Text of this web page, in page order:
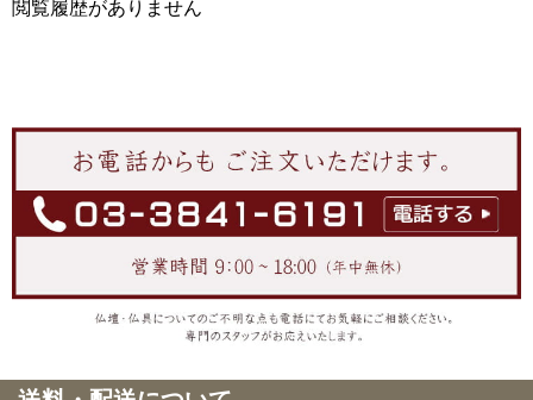
閲覧履歴がありません